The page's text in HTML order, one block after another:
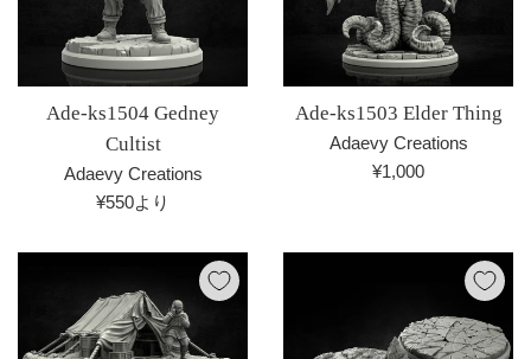
Ade-ks1504 Gedney
Cultist
Adaevy Creations
¥550より
Ade-ks1503 Elder Thing
Adaevy Creations
通
格
¥1,000